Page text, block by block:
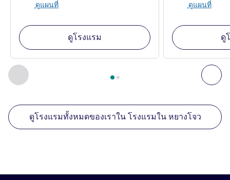
ก่อนหน้า - สถานประกอบการอื่นของเราที่อยู่ใกล้เคียง ถั
หน้า1 , สถานประกอบการอื่นของเราที่อยู่ใกล้เคียง 1 :,
ดูแผนที่
ดูโรงแรม
ดูแผนที่
ดู
ดูโรงแรมทั้งหมดของเราใน โรงแรมใน หยางโจว